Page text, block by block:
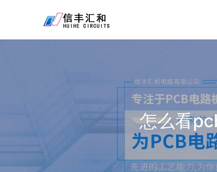
怎么看